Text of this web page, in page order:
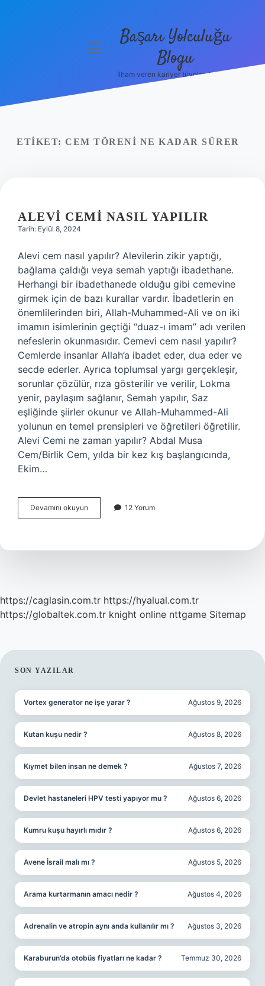
menüyüBaşarı Yolculuğu
Blogu
İlham veren kariyer tüyoları burada!
ETIKET: CEM TÖRENI NE KADAR SÜRER
ALEVI CEMI NASIL YAPILIR
Tarih: Eylül 8, 2024
Alevi cem nasıl yapılır? Alevilerin zikir yaptığı,
bağlama çaldığı veya semah yaptığı ibadethane.
Herhangi bir ibadethanede olduğu gibi cemevine
girmek için de bazı kurallar vardır. İbadetlerin en
önemlilerinden biri, Allah-Muhammed-Ali ve on iki
imamın isimlerinin geçtiği “duaz-ı imam” adı verilen
nefeslerin okunmasıdır. Cemevi cem nasıl yapılır?
Cemlerde insanlar Allah’a ibadet eder, dua eder ve
secde ederler. Ayrıca toplumsal yargı gerçekleşir,
sorunlar çözülür, rıza gösterilir ve verilir, Lokma
yenir, paylaşım sağlanır, Semah yapılır, Saz
eşliğinde şiirler okunur ve Allah-Muhammed-Ali
yolunun en temel prensipleri ve öğretileri öğretilir.
Alevi Cemi ne zaman yapılır? Abdal Musa
Cem/Birlik Cem, yılda bir kez kış başlangıcında,
Ekim…
Devamını okuyun
Cemi
12 Yorum
https://caglasin.com.tr https://hyalual.com.tr
https://globaltek.com.tr knight online nttgame Sitemap
SIDEBAR
SON YAZILAR
Vortex generator ne işe yarar ? Ağustos 9, 2026
Kutan kuşu nedir ? Ağustos 8, 2026
Kıymet bilen insan ne demek ? Ağustos 7, 2026
Devlet hastaneleri HPV testi yapıyor mu ? Ağustos 6, 2026
Kumru kuşu hayırlı mıdır ? Ağustos 6, 2026
Avene İsrail malı mı ? Ağustos 5, 2026
Arama kurtarmanın amacı nedir ? Ağustos 4, 2026
Adrenalin ve atropin aynı anda kullanılır mı ? Ağustos 3, 2026
Karaburun’da otobüs fiyatları ne kadar ? Temmuz 30, 2026